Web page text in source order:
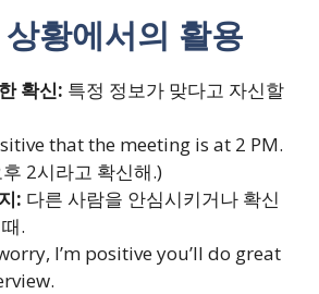
황에서의 활용
확신: 특정 정보가 맞다고 자신할
that the meeting is at 2 PM.
2시라고 확신해.)
: 다른 사람을 안심시키거나 확신
.
I’m positive you’ll do great